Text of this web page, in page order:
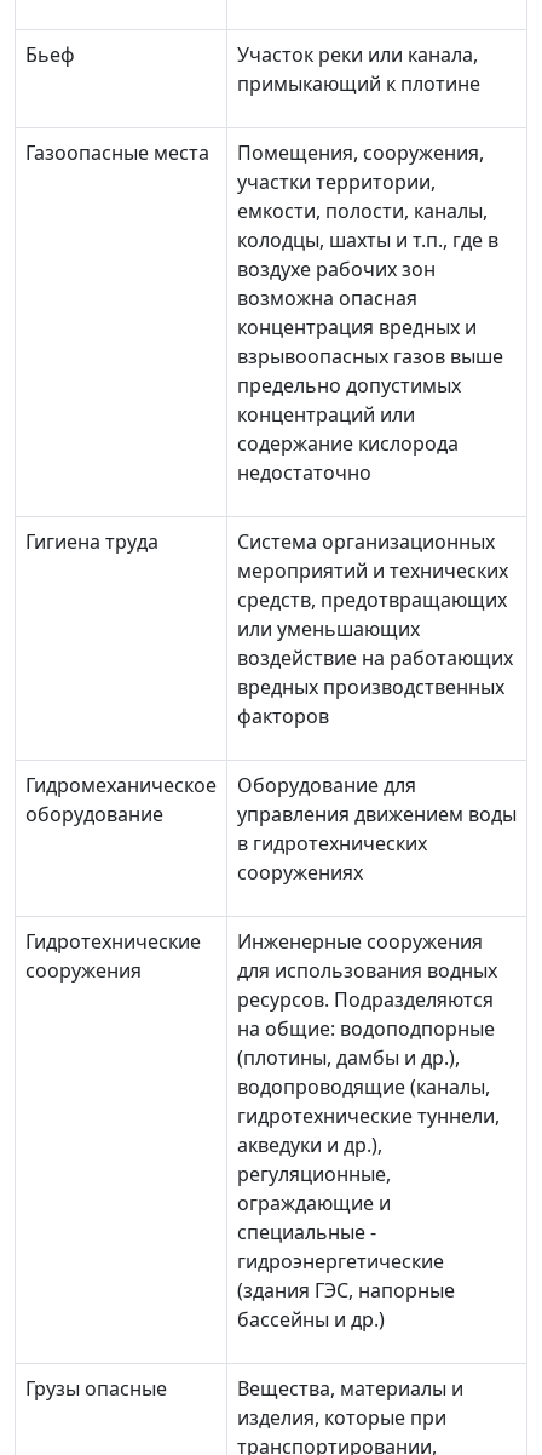
Бьеф
Участок реки или канала,
примыкающий к плотине
Газоопасные места
Помещения, сооружения,
участки территории,
емкости, полости, каналы,
колодцы, шахты и т.п., где в
воздухе рабочих зон
возможна опасная
концентрация вредных и
взрывоопасных газов выше
предельно допустимых
концентраций или
содержание кислорода
недостаточно
Гигиена труда
Система организационных
мероприятий и технических
средств, предотвращающих
или уменьшающих
воздействие на работающих
вредных производственных
факторов
Гидромеханическое
оборудование
Оборудование для
управления движением воды
в гидротехнических
сооружениях
Гидротехнические
сооружения
Инженерные сооружения
для использования водных
ресурсов. Подразделяются
на общие: водоподпорные
(плотины, дамбы и др.),
водопроводящие (каналы,
гидротехнические туннели,
акведуки и др.),
регуляционные,
ограждающие и
специальные -
гидроэнергетические
(здания ГЭС, напорные
бассейны и др.)
Грузы опасные
Вещества, материалы и
изделия, которые при
транспортировании,